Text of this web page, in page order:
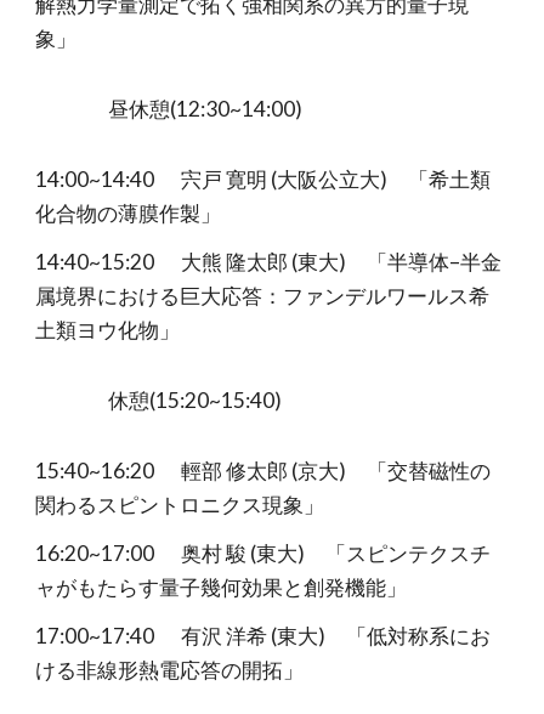
象」
昼休憩(12:30~14:00)
14:00~14:40
宍戸 寛明 (大阪公立大) 「希土類
化合物の薄膜作製」
14:40~15:20
大熊 隆太郎 (東大) 「半導体–半金
属境界における巨大応答：ファンデルワールス希
土類ヨウ化物」
休憩(15:20~15:40)
15:40~16:20
輕部 修太郎 (京大) 「交替磁性の
関わるスピントロニクス現象」
16:20~17:00
奥村 駿 (東大) 「スピンテクスチ
ャがもたらす量子幾何効果と創発機能」
17:00~17:40
有沢 洋希 (東大) 「低対称系にお
ける非線形熱電応答の開拓」